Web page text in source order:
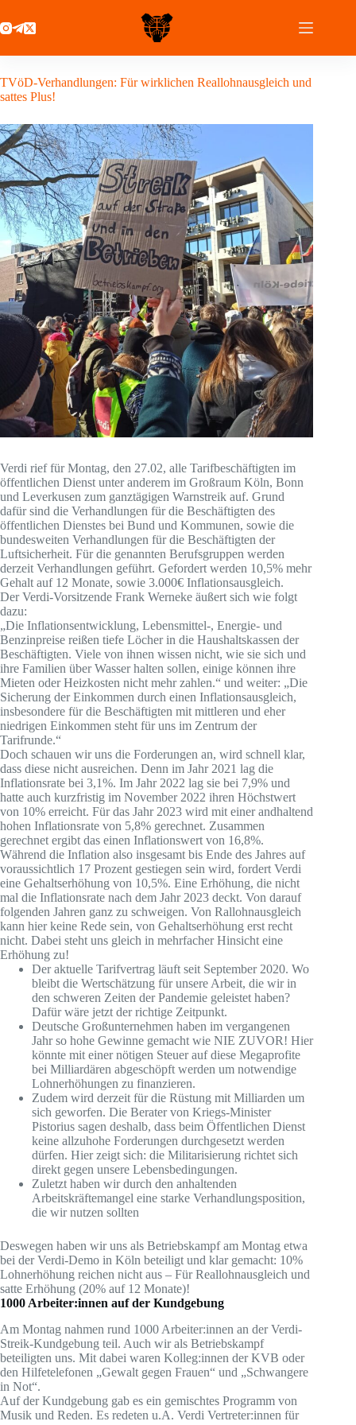
Inhalt
springen
TVöD-Verhandlungen: Für wirklichen Reallohnausgleich und
sattes Plus!
Verdi rief für Montag, den 27.02, alle Tarifbeschäftigten im
öffentlichen Dienst unter anderem im Großraum Köln, Bonn
und Leverkusen zum ganztägigen Warnstreik auf. Grund
dafür sind die Verhandlungen für die Beschäftigten des
öffentlichen Dienstes bei Bund und Kommunen, sowie die
bundesweiten Verhandlungen für die Beschäftigten der
Luftsicherheit. Für die genannten Berufsgruppen werden
derzeit Verhandlungen geführt. Gefordert werden 10,5% mehr
Gehalt auf 12 Monate, sowie 3.000€ Inflationsausgleich.
Der Verdi-Vorsitzende Frank Werneke äußert sich wie folgt
dazu:
„Die Inflationsentwicklung, Lebensmittel-, Energie- und
Benzinpreise reißen tiefe Löcher in die Haushaltskassen der
Beschäftigten. Viele von ihnen wissen nicht, wie sie sich und
ihre Familien über Wasser halten sollen, einige können ihre
Mieten oder Heizkosten nicht mehr zahlen.“ und weiter: „Die
Sicherung der Einkommen durch einen Inflationsausgleich,
insbesondere für die Beschäftigten mit mittleren und eher
niedrigen Einkommen steht für uns im Zentrum der
Tarifrunde.“
Doch schauen wir uns die Forderungen an, wird schnell klar,
dass diese nicht ausreichen. Denn im Jahr 2021 lag die
Inflationsrate bei 3,1%. Im Jahr 2022 lag sie bei 7,9% und
hatte auch kurzfristig im November 2022 ihren Höchstwert
von 10% erreicht. Für das Jahr 2023 wird mit einer andhaltend
hohen Inflationsrate von 5,8% gerechnet. Zusammen
gerechnet ergibt das einen Inflationswert von 16,8%.
Während die Inflation also insgesamt bis Ende des Jahres auf
voraussichtlich 17 Prozent gestiegen sein wird, fordert Verdi
eine Gehaltserhöhung von 10,5%. Eine Erhöhung, die nicht
mal die Inflationsrate nach dem Jahr 2023 deckt. Von darauf
folgenden Jahren ganz zu schweigen. Von Rallohnausgleich
kann hier keine Rede sein, von Gehaltserhöhung erst recht
nicht. Dabei steht uns gleich in mehrfacher Hinsicht eine
Erhöhung zu!
Der aktuelle Tarifvertrag läuft seit September 2020. Wo
bleibt die Wertschätzung für unsere Arbeit, die wir in
den schweren Zeiten der Pandemie geleistet haben?
Dafür wäre jetzt der richtige Zeitpunkt.
Deutsche Großunternehmen haben im vergangenen
Jahr so hohe Gewinne gemacht wie NIE ZUVOR! Hier
könnte mit einer nötigen Steuer auf diese Megaprofite
bei Milliardären abgeschöpft werden um notwendige
Lohnerhöhungen zu finanzieren.
Zudem wird derzeit für die Rüstung mit Milliarden um
sich geworfen. Die Berater von Kriegs-Minister
Pistorius sagen deshalb, dass beim Öffentlichen Dienst
keine allzuhohe Forderungen durchgesetzt werden
dürfen. Hier zeigt sich: die Militarisierung richtet sich
direkt gegen unsere Lebensbedingungen.
Zuletzt haben wir durch den anhaltenden
Arbeitskräftemangel eine starke Verhandlungsposition,
die wir nutzen sollten
Deswegen haben wir uns als Betriebskampf am Montag etwa
bei der Verdi-Demo in Köln beteiligt und klar gemacht: 10%
Lohnerhöhung reichen nicht aus – Für Reallohnausgleich und
satte Erhöhung (20% auf 12 Monate)!
1000 Arbeiter:innen auf der Kundgebung
Am Montag nahmen rund 1000 Arbeiter:innen an der Verdi-
Streik-Kundgebung teil. Auch wir als Betriebskampf
beteiligten uns. Mit dabei waren Kolleg:innen der KVB oder
den Hilfetelefonen „Gewalt gegen Frauen“ und „Schwangere
in Not“.
Auf der Kundgebung gab es ein gemischtes Programm von
Musik und Reden. Es redeten u.A. Verdi Vertreter:innen für